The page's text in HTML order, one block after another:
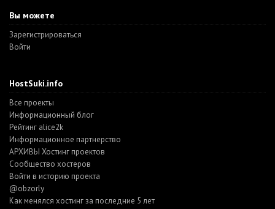
Вы можете
Зарегистрироваться
Войти
HostSuki.info
Все проекты
Информационный блог
Рейтинг alice2k
Информационное партнерство
АРХИВЫ Хостинг проектов
Cообщество хостеров
Войти в историю проекта
@obzorly
Как менялся хостинг за последние 5 лет